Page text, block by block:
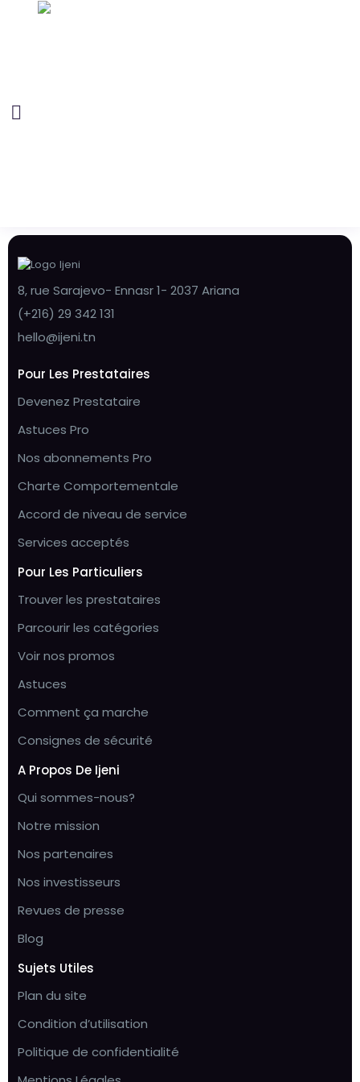
8, rue Sarajevo- Ennasr 1- 2037 Ariana
(+216) 29 342 131
hello@ijeni.tn
Pour Les Prestataires
Devenez Prestataire
Astuces Pro
Nos abonnements Pro
Charte Comportementale
Accord de niveau de service
Services acceptés
Pour Les Particuliers
Trouver les prestataires
Parcourir les catégories
Voir nos promos
Astuces
Comment ça marche
Consignes de sécurité
A Propos De Ijeni
Qui sommes-nous?
Notre mission
Nos partenaires
Nos investisseurs
Revues de presse
Blog
Sujets Utiles
Plan du site
Condition d’utilisation
Politique de confidentialité